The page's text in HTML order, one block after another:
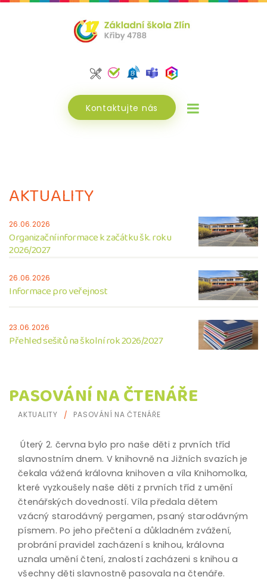
Kontaktujte nás
AKTUALITY
26.06.2026
Organizační informace k začátku šk. roku
2026/2027
26.06.2026
Informace pro veřejnost
23.06.2026
Přehled sešitů na školní rok 2026/2027
PASOVÁNÍ NA ČTENÁŘE
AKTUALITY PASOVÁNÍ NA ČTENÁŘE
Úterý 2. června bylo pro naše děti z prvních tříd
slavnostním dnem. V knihovně na Jižních svazích je
čekala vážená královna knihoven a víla Knihomolka,
které vyzkoušely naše děti z prvních tříd z umění
čtenářských dovedností. Víla předala dětem
vzácný starodávný pergamen, psaný starodávným
písmem. Po jeho přečtení a důkladném zvážení,
probrání pravidel zacházení s knihou, královna
uznala umění čtení, znalostí zacházeni s knihou a
všechny děti slavnostně pasovala na čtenáře.